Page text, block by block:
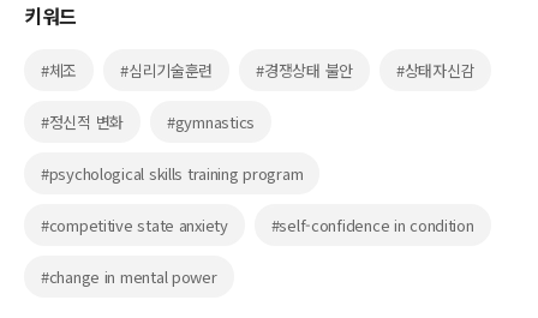
키워드
#체조 #심리기술훈련 #경쟁상태 불안 #상태자신감
#정신적 변화 #gymnastics
#psychological skills training program
#competitive state anxiety #self-confidence in condition
#change in mental power